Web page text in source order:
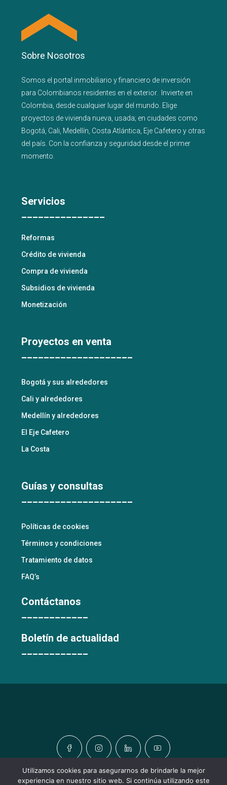
Sobre Nosotros
Somos el portal inmobiliario yfinanciero de inversión
para Colombianos residentes en el exterior.
Invierte en
Colombia, desde cualquier lugar del mundo. Elige
proyectos devivienda nueva usada; en ciudades como
Bogotá Cali Medellín Costa Atlántica Eje Cafetero y otras
del país . Con la confianza y seguridad desde el primer
momento.
Servicios
_______________
Reformas
Crédito de vivienda
Compra de vivienda
Subsidios de vivienda
Monetización
Proyectos en venta
____________________
Bogotá y sus alrededores
Cali y alrededores
Medellín y alrededores
El Eje Cafetero
La Costa
Guías y consultas
____________________
Políticas de cookies
Términos y condiciones
Tratamiento de datos
FAQ’s
Contáctanos
____________
Boletín de actualidad
____________
© TODOS LOS DERECHOS RESERVADOS © URBATIC HOMES
Utilizamos cookies para asegurarnos de brindarle la mejor
experiencia en nuestro sitio web. Si continúa utilizando este